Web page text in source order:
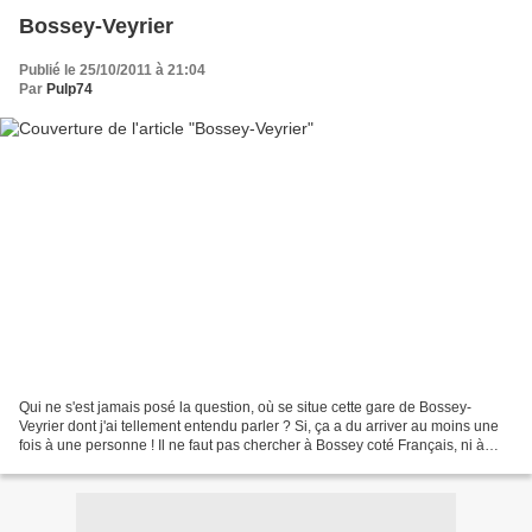
Bossey-Veyrier
Publié le 25/10/2011 à 21:04
Par Pulp74
Qui ne s'est jamais posé la question, où se situe cette gare de Bossey-
Veyrier dont j'ai tellement entendu parler ? Si, ça a du arriver au moins une
fois à une personne ! Il ne faut pas chercher à Bossey coté Français, ni à